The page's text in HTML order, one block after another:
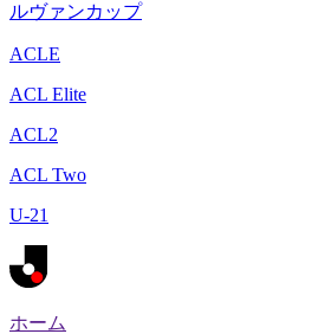
ルヴァンカップ
ACLE
ACL Elite
ACL2
ACL Two
U-21
ホーム